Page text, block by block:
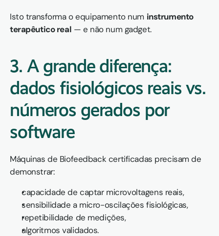
Isto transforma o equipamento num instrumento
terapêutico real — e não num gadget.
3. A grande diferença:
dados fisiológicos reais vs.
números gerados por
software
Máquinas de Biofeedback certificadas precisam de
demonstrar:
capacidade de captar microvoltagens reais,
sensibilidade a micro-oscilações fisiológicas,
repetibilidade de medições,
algoritmos validados.